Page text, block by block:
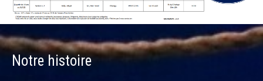
Notre histoire